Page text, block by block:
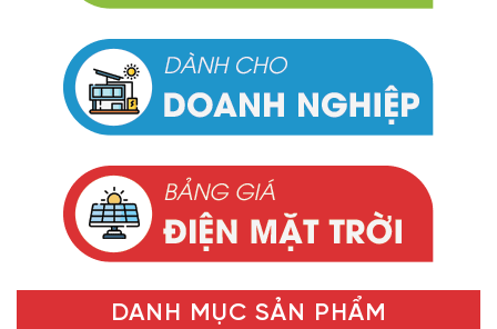
DANH MỤC SẢN PHẨM